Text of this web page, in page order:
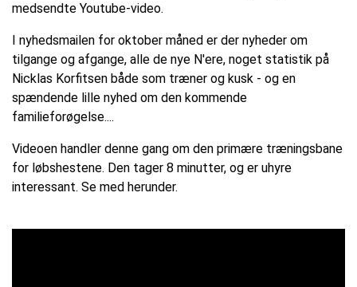
medsendte Youtube-video.
I nyhedsmailen for oktober måned er der nyheder om
tilgange og afgange, alle de nye N'ere, noget statistik på
Nicklas Korfitsen både som træner og kusk - og en
spændende lille nyhed om den kommende
familieforøgelse....
Videoen handler denne gang om den primære træningsbane
for løbshestene. Den tager 8 minutter, og er uhyre
interessant. Se med herunder.